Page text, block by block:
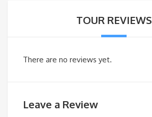
TOUR REVIEWS
There are no reviews yet.
Leave a Review